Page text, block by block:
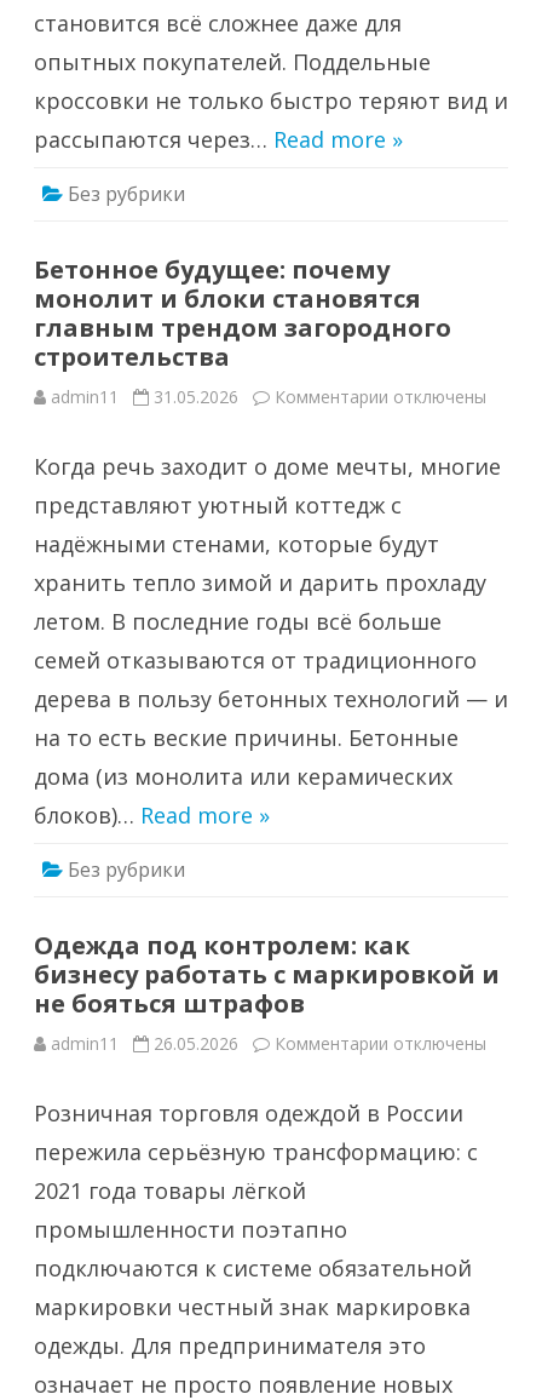
становится всё сложнее даже для
опытных покупателей. Поддельные
кроссовки не только быстро теряют вид и
рассыпаются через… Read more »
Без рубрики
Бетонное будущее: почему
монолит и блоки становятся
главным трендом загородного
строительства
admin11 31.05.2026 Комментарии к
почему
монолит
и
блоки
становятся
главным
трендом
загородного
строительства
отключены
Когда речь заходит о доме мечты, многие
представляют уютный коттедж с
надёжными стенами, которые будут
хранить тепло зимой и дарить прохладу
летом. В последние годы всё больше
семей отказываются от традиционного
дерева в пользу бетонных технологий — и
на то есть веские причины. Бетонные
дома (из монолита или керамических
блоков)… Read more »
Без рубрики
Одежда под контролем: как
бизнесу работать с маркировкой и
не бояться штрафов
admin11 26.05.2026 Комментарии к
контролем:
как
бизнесу
работать
штрафов
отключены
Розничная торговля одеждой в России
пережила серьёзную трансформацию: с
2021 года товары лёгкой
промышленности поэтапно
подключаются к системе обязательной
маркировки честный знак маркировка
одежды. Для предпринимателя это
означает не просто появление новых